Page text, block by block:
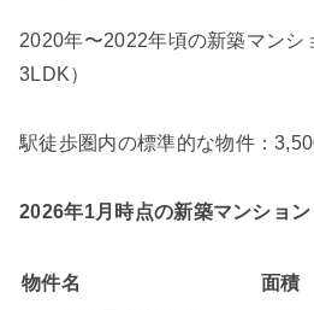
2020年〜2022年頃の新築マンシ
3LDK）
駅徒歩圏内の標準的な物件：
2026年1月時点の新築マンショ
物件名 面積